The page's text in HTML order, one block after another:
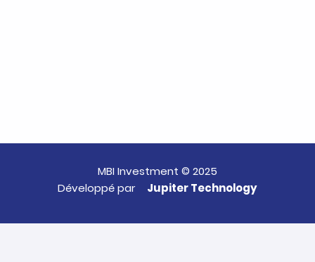
MBI Investment © 2025
Développé par
Jupiter Technology